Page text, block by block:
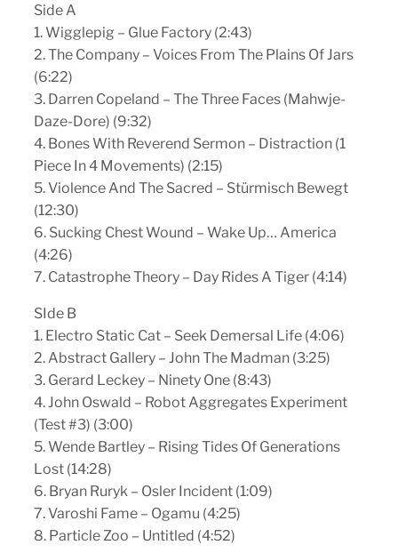
Side A
1. Wigglepig – Glue Factory (2:43)
2. The Company – Voices From The Plains Of Jars
(6:22)
3. Darren Copeland – The Three Faces (Mahwje-
Daze-Dore) (9:32)
4. Bones With Reverend Sermon – Distraction (1
Piece In 4 Movements) (2:15)
5. Violence And The Sacred – Stürmisch Bewegt
(12:30)
6. Sucking Chest Wound – Wake Up… America
(4:26)
7. Catastrophe Theory – Day Rides A Tiger (4:14)
SIde B
1. Electro Static Cat – Seek Demersal Life (4:06)
2. Abstract Gallery – John The Madman (3:25)
3. Gerard Leckey – Ninety One (8:43)
4. John Oswald – Robot Aggregates Experiment
(Test #3) (3:00)
5. Wende Bartley – Rising Tides Of Generations
Lost (14:28)
6. Bryan Ruryk – Osler Incident (1:09)
7. Varoshi Fame – Ogamu (4:25)
8. Particle Zoo – Untitled (4:52)